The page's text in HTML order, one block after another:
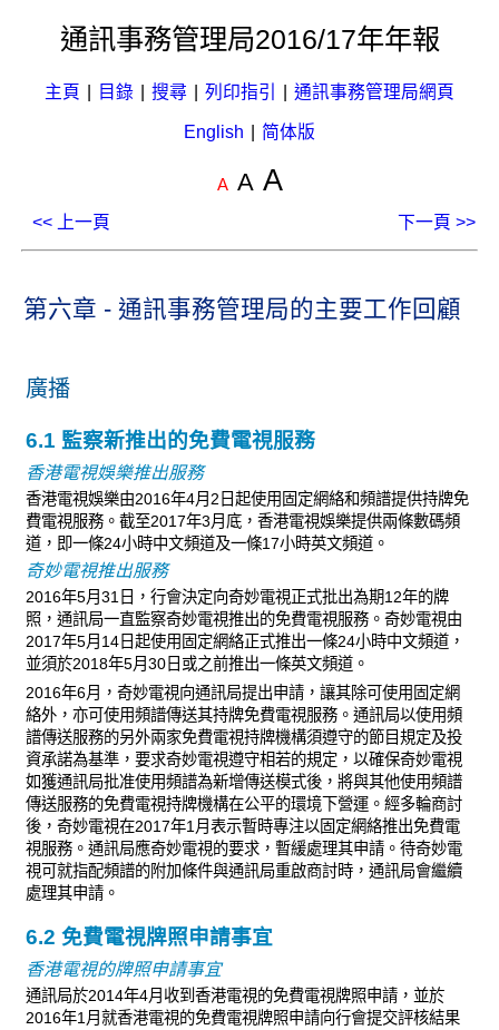
通訊事務管理局2016/17年年報
主頁 目錄 搜尋 列印指引 通訊事務管理局網頁
English 简体版
A A A
<< 上一頁 下一頁 >>
第六章 - 通訊事務管理局的主要工作回顧
廣播
6.1 監察新推出的免費電視服務
香港電視娛樂推出服務
香港電視娛樂由2016年4月2日起使用固定網絡和頻譜提供持牌免
費電視服務。截至2017年3月底，香港電視娛樂提供兩條數碼頻
道，即一條24小時中文頻道及一條17小時英文頻道。
奇妙電視推出服務
2016年5月31日，行會決定向奇妙電視正式批出為期12年的牌
照，通訊局一直監察奇妙電視推出的免費電視服務。奇妙電視由
2017年5月14日起使用固定網絡正式推出一條24小時中文頻道，
並須於2018年5月30日或之前推出一條英文頻道。
2016年6月，奇妙電視向通訊局提出申請，讓其除可使用固定網
絡外，亦可使用頻譜傳送其持牌免費電視服務。通訊局以使用頻
譜傳送服務的另外兩家免費電視持牌機構須遵守的節目規定及投
資承諾為基準，要求奇妙電視遵守相若的規定，以確保奇妙電視
如獲通訊局批准使用頻譜為新增傳送模式後，將與其他使用頻譜
傳送服務的免費電視持牌機構在公平的環境下營運。經多輪商討
後，奇妙電視在2017年1月表示暫時專注以固定網絡推出免費電
視服務。通訊局應奇妙電視的要求，暫緩處理其申請。待奇妙電
視可就指配頻譜的附加條件與通訊局重啟商討時，通訊局會繼續
處理其申請。
6.2 免費電視牌照申請事宜
香港電視的牌照申請事宜
通訊局於2014年4月收到香港電視的免費電視牌照申請，並於
2016年1月就香港電視的免費電視牌照申請向行會提交評核結果